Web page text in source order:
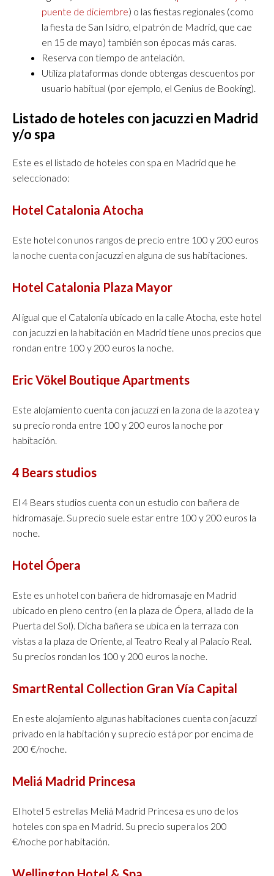
puente de diciembre) o las fiestas regionales (como
la fiesta de San Isidro, el patrón de Madrid, que cae
en 15 de mayo) también son épocas más caras.
Reserva con tiempo de antelación.
Utiliza plataformas donde obtengas descuentos por
usuario habitual (por ejemplo, el Genius de Booking).
Listado de hoteles con jacuzzi en Madrid
y/o spa
Este es el listado de hoteles con spa en Madrid que he
seleccionado:
Hotel Catalonia Atocha
Este hotel con unos rangos de precio entre 100 y 200 euros
la noche cuenta con jacuzzi en alguna de sus habitaciones.
Hotel Catalonia Plaza Mayor
Al igual que el Catalonia ubicado en la calle Atocha, este hotel
con jacuzzi en la habitación en Madrid tiene unos precios que
rondan entre 100 y 200 euros la noche.
Eric Vökel Boutique Apartments
Este alojamiento cuenta con jacuzzi en la zona de la azotea y
su precio ronda entre 100 y 200 euros la noche por
habitación.
4 Bears studios
El 4 Bears studios cuenta con un estudio con bañera de
hidromasaje. Su precio suele estar entre 100 y 200 euros la
noche.
Hotel Ópera
Este es un hotel con bañera de hidromasaje en Madrid
ubicado en pleno centro (en la plaza de Ópera, al lado de la
Puerta del Sol). Dicha bañera se ubica en la terraza con
vistas a la plaza de Oriente, al Teatro Real y al Palacio Real.
Su precios rondan los 100 y 200 euros la noche.
SmartRental Collection Gran Vía Capital
En este alojamiento algunas habitaciones cuenta con jacuzzi
privado en la habitación y su precio está por por encima de
200 €/noche.
Meliá Madrid Princesa
El hotel 5 estrellas Meliá Madrid Princesa es uno de los
hoteles con spa en Madrid. Su precio supera los 200
€/noche por habitación.